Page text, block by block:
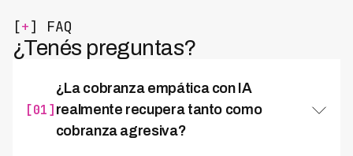
[+] FAQ
¿Tenés preguntas?
[01]
¿La cobranza empática con IA
realmente recupera tanto como
cobranza agresiva?